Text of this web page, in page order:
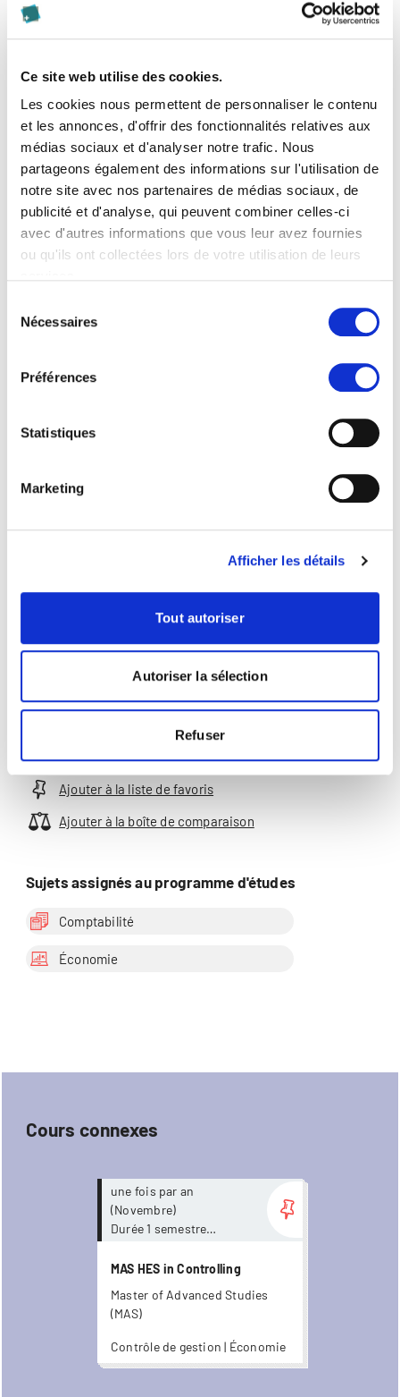
Ce site web utilise des cookies.
Les cookies nous permettent de personnaliser le contenu
et les annonces, d'offrir des fonctionnalités relatives aux
médias sociaux et d'analyser notre trafic. Nous
partageons également des informations sur l'utilisation de
notre site avec nos partenaires de médias sociaux, de
publicité et d'analyse, qui peuvent combiner celles-ci
avec d'autres informations que vous leur avez fournies
ou qu'ils ont collectées lors de votre utilisation de leurs
Nécessaires
Préférences
Statistiques
Marketing
Afficher les détails
Tout autoriser
Autoriser la sélection
Refuser
gestion
Diplôme et titre
Diploma of Advanced Studies HES in Accounting
Inscription
Veuillez s’il vous plaît renvoyer le dossier d’inscription
rempli à l’adresse suivante :
Kalaidos Fachhochschule
8050 Zürich
Sidiropoulos
Compliance | Comptabilité |
Contrôle de gestion |
Criminalité économique |
Ajouter à la liste de favoris
Ajouter à la boîte de comparaison
Sujets assignés au programme d'études
Comptabilité
Économie
Cours connexes
une fois par an
(Novembre)
Durée 1 semestre
MAS HES in Controlling
Master of Advanced Studies
(MAS)
Contrôle de gestion | Économie
Plus